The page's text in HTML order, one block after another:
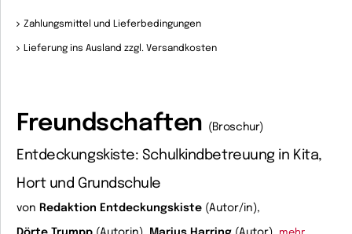
Zahlungsmittel und Lieferbedingungen
Lieferung ins Ausland zzgl. Versandkosten
Freundschaften (Broschur)
Entdeckungskiste: Schulkindbetreuung in Kita,
Hort und Grundschule
von Redaktion Entdeckungskiste (Autor/in),